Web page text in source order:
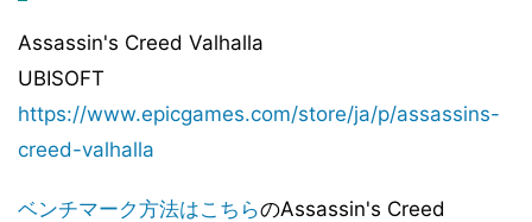
Assassin's Creed Valhalla
UBISOFT
https://www.epicgames.com/store/ja/p/assassins-
creed-valhalla
ベンチマーク方法はこちらのAssassin's Creed